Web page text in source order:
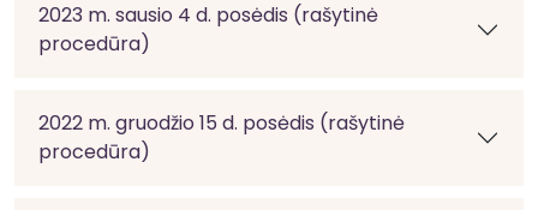
2023 m. sausio 4 d. posėdis (rašytinė
procedūra)
2022 m. gruodžio 15 d. posėdis (rašytinė
procedūra)